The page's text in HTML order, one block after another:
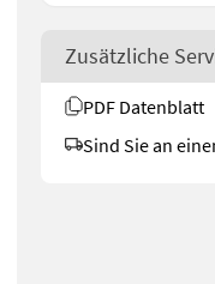
Zusätzliche
PDF Datenblatt
Sind Sie an